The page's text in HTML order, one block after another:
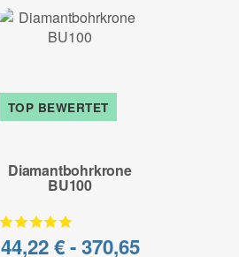
TOP BEWERTET
Diamantbohrkrone
BU100
44,22 € -370,65